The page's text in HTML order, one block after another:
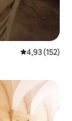
4,93 de uma
4,93 (152)